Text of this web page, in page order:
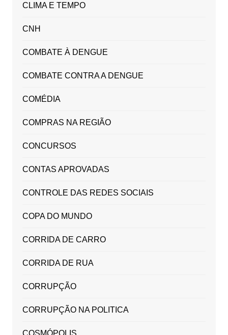
CLIMA E TEMPO
CNH
COMBATE À DENGUE
COMBATE CONTRA A DENGUE
COMÉDIA
COMPRAS NA REGIÃO
CONCURSOS
CONTAS APROVADAS
CONTROLE DAS REDES SOCIAIS
COPA DO MUNDO
CORRIDA DE CARRO
CORRIDA DE RUA
CORRUPÇÃO
CORRUPÇÃO NA POLITICA
COSMÓPOLIS